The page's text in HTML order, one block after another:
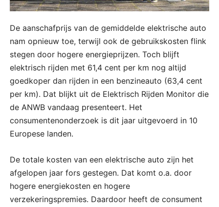
De aanschafprijs van de gemiddelde elektrische auto
nam opnieuw toe, terwijl ook de gebruikskosten flink
stegen door hogere energieprijzen. Toch blijft
elektrisch rijden met 61,4 cent per km nog altijd
goedkoper dan rijden in een benzineauto (63,4 cent
per km). Dat blijkt uit de Elektrisch Rijden Monitor die
de ANWB vandaag presenteert. Het
consumentenonderzoek is dit jaar uitgevoerd in 10
Europese landen.
De totale kosten van een elektrische auto zijn het
afgelopen jaar fors gestegen. Dat komt o.a. door
hogere energiekosten en hogere
verzekeringspremies. Daardoor heeft de consument